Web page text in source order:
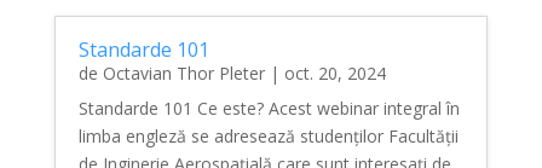
Standarde 101
de Octavian Thor Pleter| oct. 20, 2024
Standarde 101 Ce este? Acest webinar integral în
limba engleză se adresează studenților Facultății
de Inginerie Aerospațială care sunt interesați de